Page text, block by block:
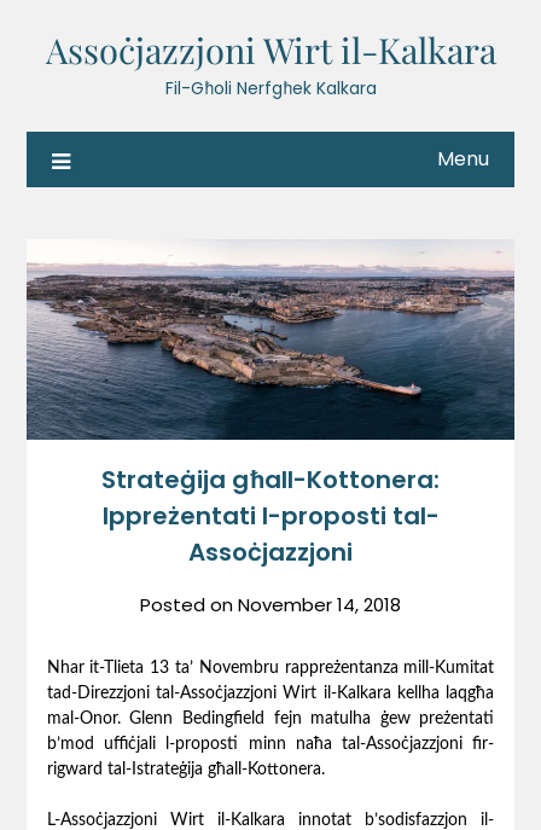
Assoċjazzjoni Wirt il-Kalkara
Fil-Għoli Nerfgħek Kalkara
Menu
Strateġija għall-Kottonera:
Ippreżentati l-proposti tal-
Assoċjazzjoni
Posted onNovember 14, 2018
Nhar it-Tlieta 13 ta’ Novembru rappreżentanza mill-Kumitat
tad-Direzzjoni tal-Assoċjazzjoni Wirt il-Kalkara kellha laqgħa
mal-Onor. Glenn Bedingfield fejn matulha ġew preżentati
b’mod uffiċjali l-proposti minn naħa tal-Assoċjazzjoni fir-
rigward tal-Istrateġija għall-Kottonera.
L-Assoċjazzjoni Wirt il-Kalkara innotat b’sodisfazzjon il-